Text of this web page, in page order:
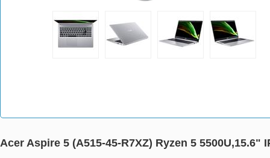
Acer Aspire 5 (A515-45-R7XZ) Ryzen 5